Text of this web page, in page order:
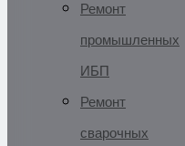
Ремонт
промышленных
ИБП
Ремонт
сварочных